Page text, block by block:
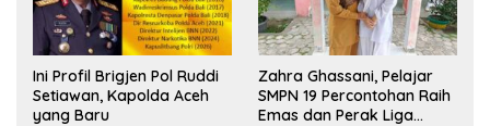
Ini Profil Brigjen Pol Ruddi
Setiawan, Kapolda Aceh
yang Baru
Zahra Ghassani, Pelajar
SMPN 19 Percontohan Raih
Emas dan Perak Liga